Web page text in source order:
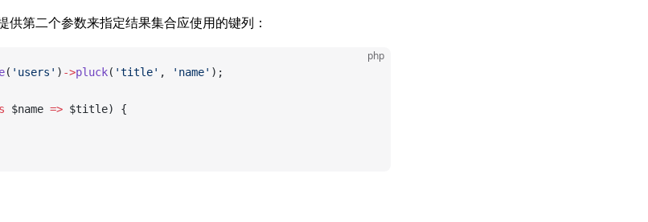
供第二个参数来指定结果集合应使用的键列：
php
( 'users' ) ->pluck( 'title' , 'name' );
$name => $title) {